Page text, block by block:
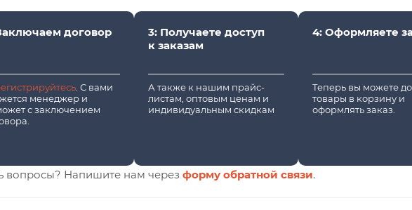
договор
. С вами
менеджер и
с заключением
3: Получаете доступ
к заказам
А также к нашим прайс-
листам, оптовым ценам и
индивидуальным скидкам
4: Оформляете
Теперь вы можете
товары в корзину и
оформлять заказ.
вопросы? Напишите нам через форму обратной связи.